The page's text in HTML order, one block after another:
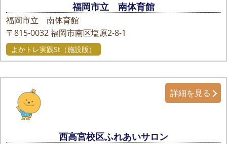
福岡市立 南体育館
福岡市立 南体育館
〒815-0032福岡市南区塩原2-8-1
よかトレ実践St（施設版）
西高宮校区ふれあいサロン
詳細を見る